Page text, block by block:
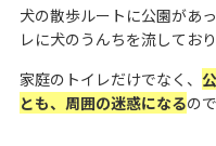
犬の散歩ルートに公園があ
レに犬のうんちを流してお
家庭のトイレだけでなく、
とも、周囲の迷惑になるの